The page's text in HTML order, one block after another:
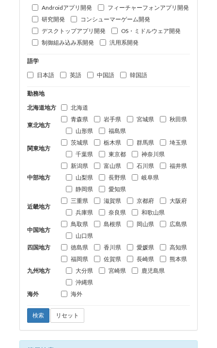
Androidアプリ開発
フィーチャーフォンアプリ開発
研究開発
コンシューマーゲーム開発
デスクトップアプリ開発
OS・ミドルウェア開発
制御組み込み系開発
汎用系開発
語学
日本語
英語 中国語 韓国語
勤務地
北海道地方
北海道
東北地方
青森県 岩手県 宮城県
秋田県
山形県
福島県
関東地方
茨城県 栃木県 群馬県
埼玉県
千葉県
東京都 神奈川県
中部地方
新潟県 富山県 石川県
福井県
山梨県
長野県
岐阜県
静岡県
愛知県
近畿地方
三重県 滋賀県 京都府
大阪府
兵庫県
奈良県 和歌山県
中国地方
鳥取県 島根県 岡山県
広島県
山口県
四国地方
徳島県 香川県 愛媛県 高知県
九州地方
福岡県 佐賀県 長崎県
熊本県
大分県
宮崎県
鹿児島県
沖縄県
海外
海外
検索 リセット